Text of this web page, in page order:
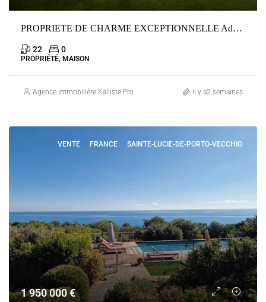
PROPRIETE DE CHARME EXCEPTIONNELLE Adainville
22 0
PROPRIÉTÉ, MAISON
Agence immobilière Kalliste Properties il y a2 semaines
VENTE FRANCE SAINTE-LUCIE-DE-PORTO-VECCHIO
1 950 000 €